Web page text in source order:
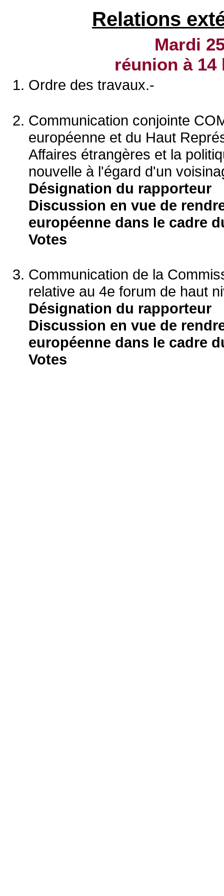
Relations
Mardi
réunion à 14
Ordre des travaux.-
Communication conjointe
européenne et du Haut
Affaires étrangères et la
nouvelle à l'égard d'un
Désignation du rapporteur
Discussion en vue de
européenne dans le cadre
Votes
Communication de la
relative au 4e forum de haut
Désignation du rapporteur
Discussion en vue de
européenne dans le cadre
Votes